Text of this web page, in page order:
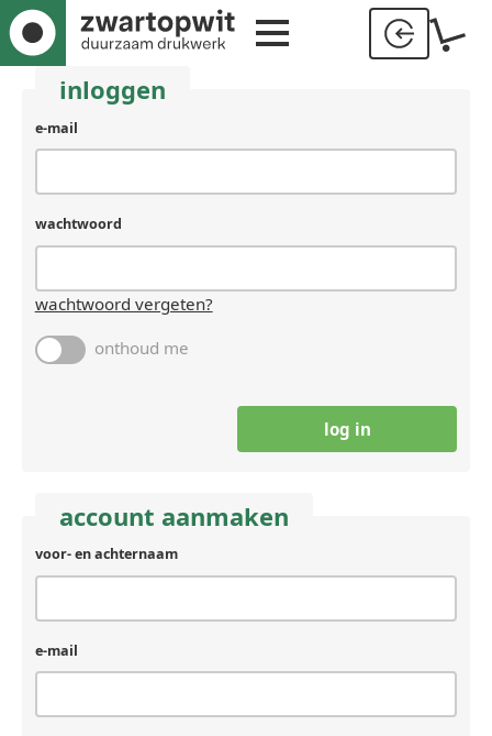
inloggen
gebruikersnaam
(laat
als
een
mens
e-mail
wachtwoord
wachtwoord vergeten?
onthoud me
account aanmaken
voor- en achternaam
e-mail